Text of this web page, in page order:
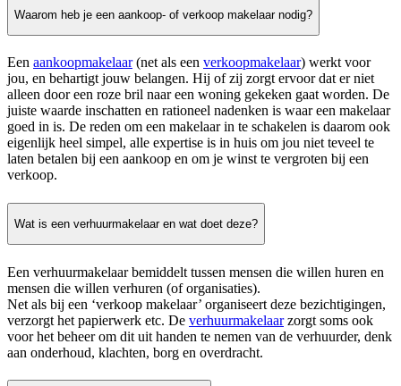
Waarom heb je een aankoop- of verkoop makelaar nodig?
Een aankoopmakelaar(net als een verkoopmakelaar) werkt voor
jou, en behartigt jouw belangen. Hij of zij zorgt ervoor dat er niet
alleen door een roze bril naar een woning gekeken gaat worden. De
juiste waarde inschatten en rationeel nadenken is waar een makelaar
goed in is. De reden om een makelaar in te schakelen is daarom ook
eigenlijk heel simpel, alle expertise is in huis om jou niet teveel te
laten betalen bij een aankoop en om je winst te vergroten bij een
verkoop.
Wat is een verhuurmakelaar en wat doet deze?
Een verhuurmakelaar bemiddelt tussen mensen die willen huren en
mensen die willen verhuren (of organisaties).
Net als bij een ‘verkoop makelaar’ organiseert deze bezichtigingen,
verzorgt het papierwerk etc. De verhuurmakelaarzorgt soms ook
voor het beheer om dit uit handen te nemen van de verhuurder, denk
aan onderhoud, klachten, borg en overdracht.